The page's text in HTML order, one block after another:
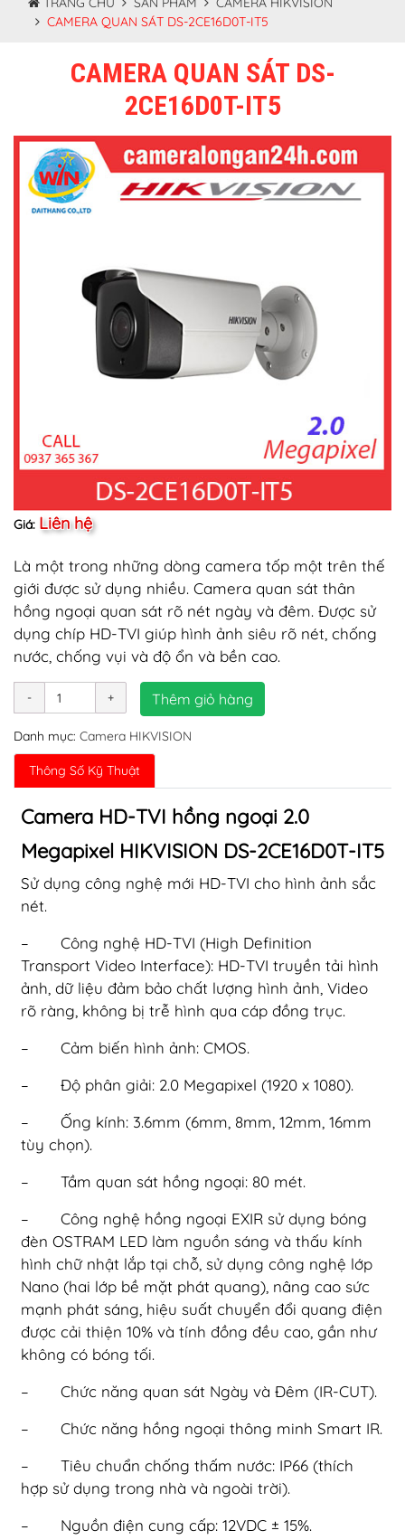
CAMERA QUAN SÁT DS-2CE16D0T-IT5
CAMERA QUAN SÁT DS-
2CE16D0T-IT5
Giá: Liên hệ
Là một trong những dòng camera tốp một trên thế
giới được sử dụng nhiều. Camera quan sát thân
hồng ngoại quan sát rõ nét ngày và đêm. Được sử
dụng chíp HD-TVI giúp hình ảnh siêu rõ nét, chống
nước, chống vụi và độ ổn và bền cao.
Thêm giỏ hàng
Danh mục: Camera HIKVISION
Thông Số Kỹ Thuật
Camera HD-TVI hồng ngoại 2.0
Megapixel HIKVISION DS-2CE16D0T-IT5
Sử dụng công nghệ mới HD-TVI cho hình ảnh sắc
nét.
– Công nghệ HD-TVI (High Definition
Transport Video Interface): HD-TVI truyền tải hình
ảnh, dữ liệu đảm bảo chất lượng hình ảnh, Video
rõ ràng, không bị trễ hình qua cáp đồng trục.
– Cảm biến hình ảnh: CMOS.
– Độ phân giải: 2.0 Megapixel (1920 x 1080).
– Ống kính: 3.6mm (6mm, 8mm, 12mm, 16mm
tùy chọn).
– Tầm quan sát hồng ngoại: 80 mét.
– Công nghệ hồng ngoại EXIR sử dụng bóng
đèn OSTRAM LED làm nguồn sáng và thấu kính
hình chữ nhật lắp tại chỗ, sử dụng công nghệ lớp
Nano (hai lớp bề mặt phát quang), nâng cao sức
mạnh phát sáng, hiệu suất chuyển đổi quang điện
được cải thiện 10% và tính đồng đều cao, gần như
không có bóng tối.
– Chức năng quan sát Ngày và Đêm (IR-CUT).
– Chức năng hồng ngoại thông minh Smart IR.
– Tiêu chuẩn chống thấm nước: IP66 (thích
hợp sử dụng trong nhà và ngoài trời).
– Nguồn điện cung cấp: 12VDC ± 15%.